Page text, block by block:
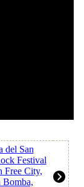
del San
Festival
Free City,
Bomba,